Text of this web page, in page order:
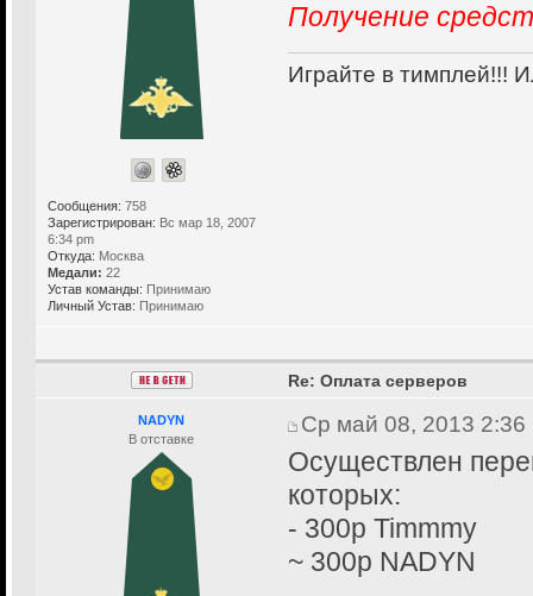
Сообщения: 758
Зарегистрирован: Вс мар 18, 2007
6:34 pm
Откуда: Москва
Медали: 22
Устав команды: Принимаю
Личный Устав: Принимаю
Получение
Играйте в тимплей!!!
NADYN
В отставке
Re: Оплата серверов
Ср май 08, 2013 2:36
Осуществлен
которых:
- 300р Timmmy
~ 300р NADYN